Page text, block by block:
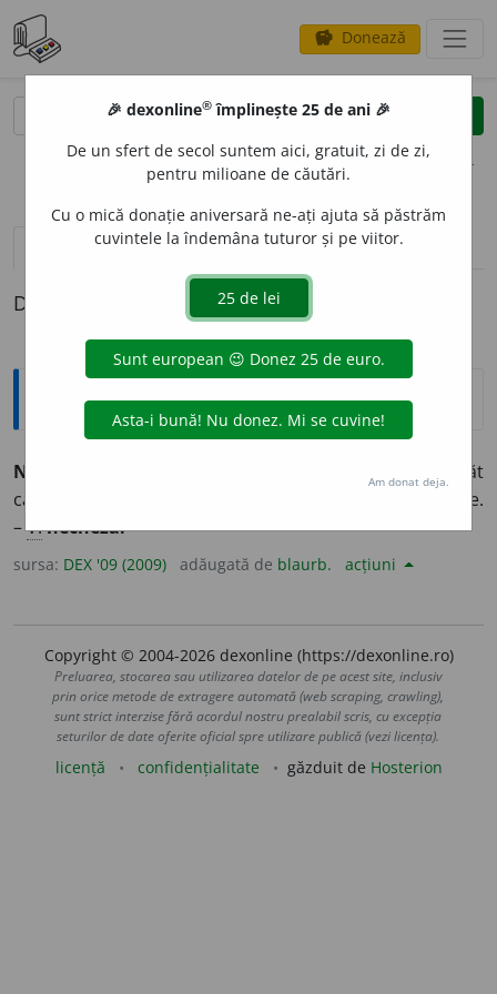
savings Donează
clear
opțiuni
definiții (1) pronunțievolume_up (2)
Definiția cu ID-ul 882474:
Explicative DEX
NECHEZ
strigăt
caracteristic al calului; nechezătură, nechez, nechezare.
–V.necheza.
sursa: DEX '09 (2009) adăugată de blaurb. acțiuni
Copyright © 2004-2026 dexonline (https://dexonline.ro)
Preluarea, stocarea sau utilizarea datelor de pe acest site, inclusiv
prin orice metode de extragere automată (web scraping, crawling),
sunt strict interzise fără acordul nostru prealabil scris, cu excepția
seturilor de date oferite oficial spre utilizare publică (vezi licența).
licență confidențialitate găzduit de Hosterion
🎉 dexonline® împlinește 25 de ani 🎉
De un sfert de secol suntem aici, gratuit, zi de zi,
pentru milioane de căutări.
Cu o mică donație aniversară ne-ați ajuta să păstrăm
cuvintele la îndemâna tuturor și pe viitor.
Am donat deja.